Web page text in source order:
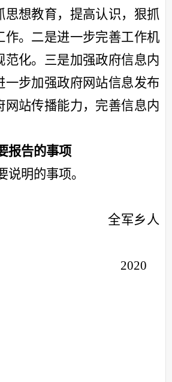
思想教育，提高认识，狠抓
作。二是进一步完善工作机
范化。三是加强政府信息内
一步加强政府网站信息发布
网站传播能力，完善信息内
报告的事项
说明的事项。
全军乡人
2020